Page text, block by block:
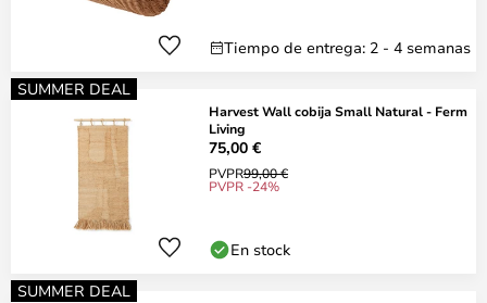
Tiempo de entrega: 2 - 4 semanas
SUMMER DEAL
Harvest Wall cobija Small Natural - Ferm
Living
75,00 €
PVPR99,00 €
PVPR -24%
En stock
SUMMER DEAL